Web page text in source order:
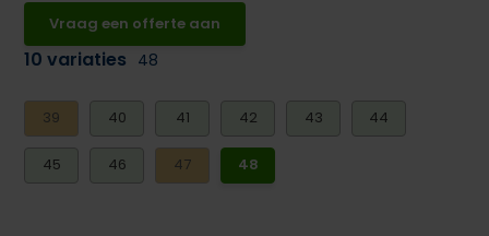
Vraag een offerte aan
10 variaties 48
39 40 41 42 43 44
45 46 47 48